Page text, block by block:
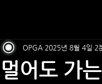
멀어도 가
OPGA 2025년 8월 4일 2